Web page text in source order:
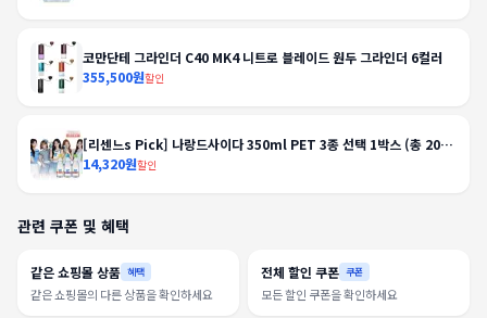
코만단테 그라인더 C40 MK4 니트로 블레이드 원두 그라인더 6컬러
355,500원할인
[리센느s Pick] 나랑드사이다 350ml PET 3종 선택 1박스 (총 20
입)
14,320원할인
관련 쿠폰 및 혜택
같은 쇼핑몰 상품 혜택
같은 쇼핑몰의 다른 상품을 확인하세요
전체 할인 쿠폰 쿠폰
모든 할인 쿠폰을 확인하세요